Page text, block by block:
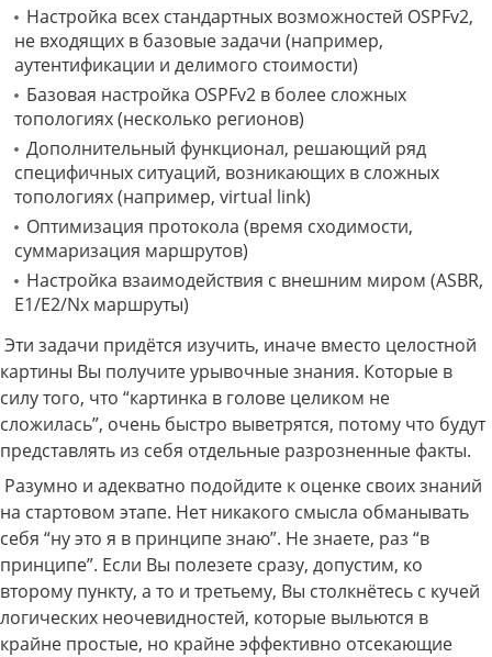
Настройка всех стандартных возможностей OSPFv2,
не входящих в базовые задачи (например,
аутентификации и делимого стоимости)
Базовая настройка OSPFv2 в более сложных
топологиях (несколько регионов)
Дополнительный функционал, решающий ряд
специфичных ситуаций, возникающих в сложных
топологиях (например, virtual link)
Оптимизация протокола (время сходимости,
суммаризация маршрутов)
Настройка взаимодействия с внешним миром (ASBR,
E1/E2/Nx маршруты)
Эти задачи придётся изучить, иначе вместо целостной
картины Вы получите урывочные знания. Которые в
силу того, что “картинка в голове целиком не
сложилась”, очень быстро выветрятся, потому что будут
представлять из себя отдельные разрозненные факты.
Разумно и адекватно подойдите к оценке своих знаний
на стартовом этапе. Нет никакого смысла обманывать
себя “ну это я в принципе знаю”. Не знаете, раз “в
принципе”. Если Вы полезете сразу, допустим, ко
второму пункту, а то и третьему, Вы столкнётесь с кучей
логических неочевидностей, которые выльются в
крайне простые, но крайне эффективно отсекающие